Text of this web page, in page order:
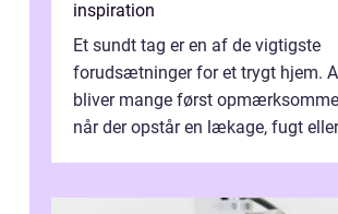
inspiration
Et sundt tag er en af de vigtigste
forudsætninger for et trygt hjem.
bliver mange først
når der opstår en lækage, fugt